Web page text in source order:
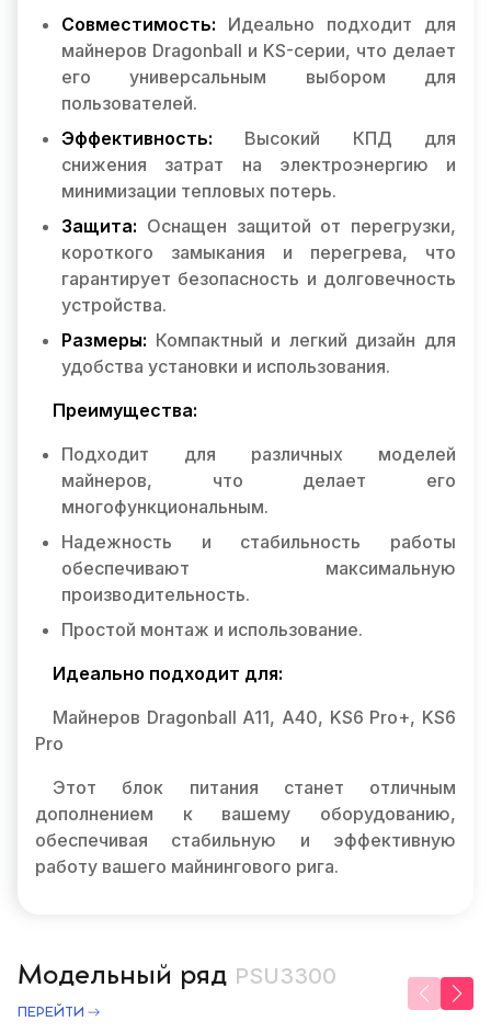
Совместимость: Идеально подходит для
майнеров Dragonball и KS-серии, что делает
его универсальным выбором для
пользователей.
Эффективность: Высокий КПД для
снижения затрат на электроэнергию и
минимизации тепловых потерь.
Защита: Оснащен защитой от перегрузки,
короткого замыкания и перегрева, что
гарантирует безопасность и долговечность
устройства.
Размеры: Компактный и легкий дизайн для
удобства установки и использования.
Преимущества:
Подходит для различных моделей
майнеров, что делает его
многофункциональным.
Надежность и стабильность работы
обеспечивают максимальную
производительность.
Простой монтаж и использование.
Идеально подходит для:
Майнеров Dragonball A11, A40, KS6 Pro+, KS6
Pro
Этот блок питания станет отличным
дополнением к вашему оборудованию,
обеспечивая стабильную и эффективную
работу вашего майнингового рига.
Модельный ряд PSU3300
ПЕРЕЙТИ